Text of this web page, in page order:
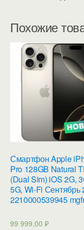
Похожие
Смартфон Apple
Pro 128GB Natural
(Dual Sim) iOS 2G,
5G, Wi-Fi Сентябрь
2210000539945
99 999,00 ₽